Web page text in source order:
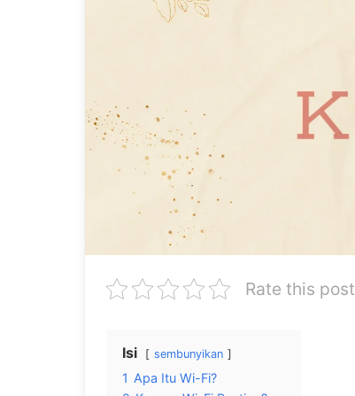
Rate this post
Isi sembunyikan
1 Apa Itu Wi-Fi?